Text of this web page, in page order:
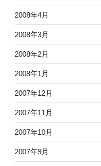
2008年4月
2008年3月
2008年2月
2008年1月
2007年12月
2007年11月
2007年10月
2007年9月